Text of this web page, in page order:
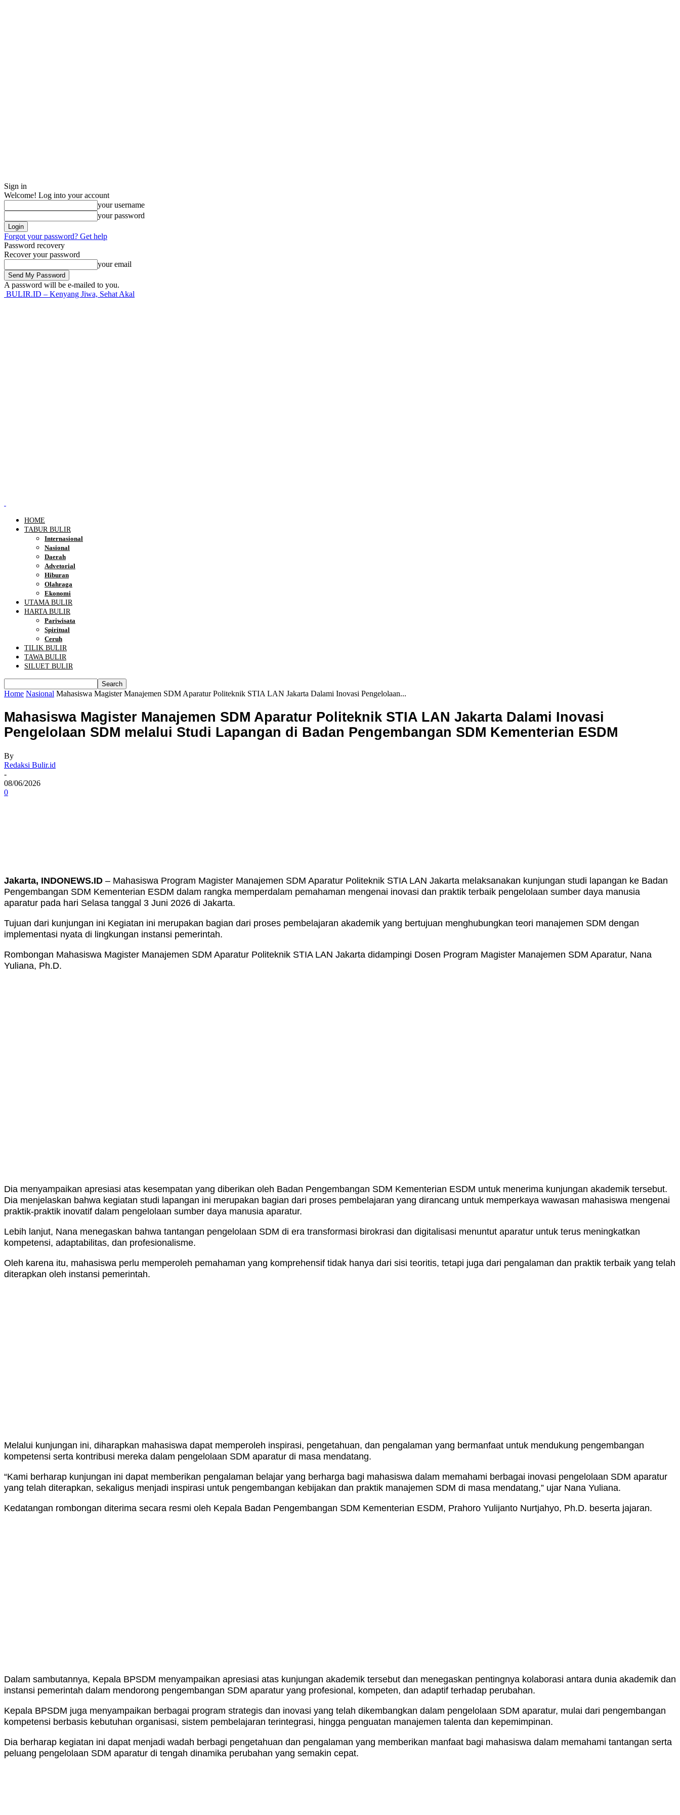
Sign in
Welcome! Log into your account
your username
your password
Forgot your password? Get help
Password recovery
Recover your password
your email
A password will be e-mailed to you.
BULIR.ID – Kenyang Jiwa, Sehat Akal
HOME
TABUR BULIR
Internasional
Nasional
Daerah
Advetorial
Hiburan
Olahraga
Ekonomi
UTAMA BULIR
HARTA BULIR
Pariwisata
Spiritual
Ceruh
TILIK BULIR
TAWA BULIR
SILUET BULIR
Home Nasional Mahasiswa Magister Manajemen SDM Aparatur Politeknik STIA LAN Jakarta Dalami Inovasi Pengelolaan...
Mahasiswa Magister Manajemen SDM Aparatur Politeknik STIA LAN Jakarta Dalami Inovasi
Pengelolaan SDM melalui Studi Lapangan di Badan Pengembangan SDM Kementerian ESDM
By
Redaksi Bulir.id
-
08/06/2026
0
Jakarta, INDONEWS.ID – Mahasiswa Program Magister Manajemen SDM Aparatur Politeknik STIA LAN Jakarta melaksanakan kunjungan studi lapangan ke Badan
Pengembangan SDM Kementerian ESDM dalam rangka memperdalam pemahaman mengenai inovasi dan praktik terbaik pengelolaan sumber daya manusia
aparatur pada hari Selasa tanggal 3 Juni 2026 di Jakarta.
Tujuan dari kunjungan ini Kegiatan ini merupakan bagian dari proses pembelajaran akademik yang bertujuan menghubungkan teori manajemen SDM dengan
implementasi nyata di lingkungan instansi pemerintah.
Rombongan Mahasiswa Magister Manajemen SDM Aparatur Politeknik STIA LAN Jakarta didampingi Dosen Program Magister Manajemen SDM Aparatur, Nana
Yuliana, Ph.D.
Dia menyampaikan apresiasi atas kesempatan yang diberikan oleh Badan Pengembangan SDM Kementerian ESDM untuk menerima kunjungan akademik tersebut.
Dia menjelaskan bahwa kegiatan studi lapangan ini merupakan bagian dari proses pembelajaran yang dirancang untuk memperkaya wawasan mahasiswa mengenai
praktik-praktik inovatif dalam pengelolaan sumber daya manusia aparatur.
Lebih lanjut, Nana menegaskan bahwa tantangan pengelolaan SDM di era transformasi birokrasi dan digitalisasi menuntut aparatur untuk terus meningkatkan
kompetensi, adaptabilitas, dan profesionalisme.
Oleh karena itu, mahasiswa perlu memperoleh pemahaman yang komprehensif tidak hanya dari sisi teoritis, tetapi juga dari pengalaman dan praktik terbaik yang telah
diterapkan oleh instansi pemerintah.
Melalui kunjungan ini, diharapkan mahasiswa dapat memperoleh inspirasi, pengetahuan, dan pengalaman yang bermanfaat untuk mendukung pengembangan
kompetensi serta kontribusi mereka dalam pengelolaan SDM aparatur di masa mendatang.
“Kami berharap kunjungan ini dapat memberikan pengalaman belajar yang berharga bagi mahasiswa dalam memahami berbagai inovasi pengelolaan SDM aparatur
yang telah diterapkan, sekaligus menjadi inspirasi untuk pengembangan kebijakan dan praktik manajemen SDM di masa mendatang,” ujar Nana Yuliana.
Kedatangan rombongan diterima secara resmi oleh Kepala Badan Pengembangan SDM Kementerian ESDM, Prahoro Yulijanto Nurtjahyo, Ph.D. beserta jajaran.
Dalam sambutannya, Kepala BPSDM menyampaikan apresiasi atas kunjungan akademik tersebut dan menegaskan pentingnya kolaborasi antara dunia akademik dan
instansi pemerintah dalam mendorong pengembangan SDM aparatur yang profesional, kompeten, dan adaptif terhadap perubahan.
Kepala BPSDM juga menyampaikan berbagai program strategis dan inovasi yang telah dikembangkan dalam pengelolaan SDM aparatur, mulai dari pengembangan
kompetensi berbasis kebutuhan organisasi, sistem pembelajaran terintegrasi, hingga penguatan manajemen talenta dan kepemimpinan.
Dia berharap kegiatan ini dapat menjadi wadah berbagi pengetahuan dan pengalaman yang memberikan manfaat bagi mahasiswa dalam memahami tantangan serta
peluang pengelolaan SDM aparatur di tengah dinamika perubahan yang semakin cepat.